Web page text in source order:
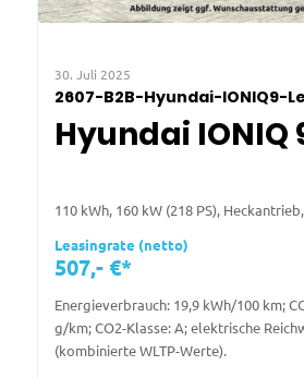
30. Juli 2025
2607-B2B-Hyundai-IONIQ9-
Hyundai IONIQ
110 kWh, 160 kW (218 PS),
Leasingrate (netto)
507,- €*
Energieverbrauch: 19,9 kWh/100 km;
g/km; CO2-Klasse: A; elektrische
(kombinierte WLTP-Werte).